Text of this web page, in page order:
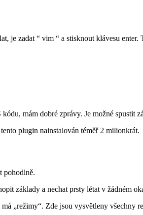
je zadat “ vim “ a stisknout klávesu
mám dobré zprávy. Je možné spustit
plugin nainstalován téměř 2 milionkrát.
pohodlně.
základy a nechat prsty létat v žádném
„režimy“. Zde jsou vysvětleny všechny